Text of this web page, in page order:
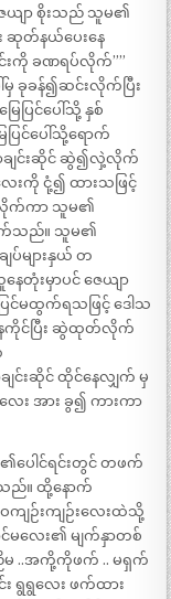
ေယျာ စိုးသည် သူမ၏
ဆုတ်နယ်ပေးနေ
င်းကို ခဏရပ်လိုက်””
မှ ခုခန်၍ဆင်းလိုက်ပြီး
ေပြင်ပေါ်သို့ နှစ်
ြင်ပေါ်သို့ရောက်
ာချင်းဆိုင် ဆွဲ၍လှဲ့လိုက်
းကို ငုံ့၍ ထားသဖြင့်
လိုက်ကာ သူမ၏
က်သည်။ သူမ၏
ပ်များနှယ် တ
းမှာပင် ဇေယျာ
မထွက်ရသဖြင့် ဒေါသ
ေကိုင်ပြီး ဆွဲထုတ်လိုက်
င်းဆိုင် ထိုင်နေလျှက် မှ
း အား ခွ၍ ကားကာ
ပေါင်ရင်းတွင် တဖက်
ည်။ ထို့နောက်
ျဉ်းကျဉ်းလေးထဲသို့
လေး၏ မျက်နှာတစ်
မ ..အကို့ကိုဖက် .. မရှက်
း ရွရွလေး ဖက်ထား